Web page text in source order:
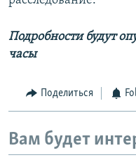
Подробности будут
часы
Поделиться
Вам будет